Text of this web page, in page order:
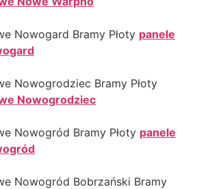
Nowogard Bramy Płoty panele
Nowogrodziec Bramy Płoty
Nowogrodziec
Nowogród Bramy Płoty panele
Nowogród Bobrzański Bramy